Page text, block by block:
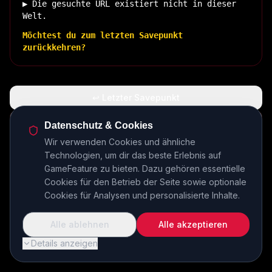
▶ Die gesuchte URL existiert nicht in dieser
Welt.
Möchtest du zum letzten Savepunkt
zurückkehren?
🏠 Zurück zur Basis
INSERT COIN TO CONTINUE...
Datenschutz & Cookies
Wir verwenden Cookies und ähnliche
Technologien, um dir das beste Erlebnis auf
GameFeature zu bieten. Dazu gehören essentielle
Cookies für den Betrieb der Seite sowie optionale
Cookies für Analysen und personalisierte Inhalte.
Details anzeigen
Alle ablehnen Alle akzeptieren